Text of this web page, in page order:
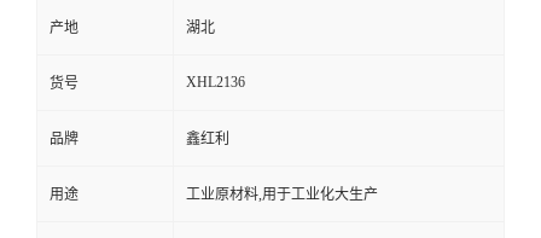
产地 湖北
货号 XHL2136
品牌 鑫红利
用途 工业原材料,用于工业化大生产